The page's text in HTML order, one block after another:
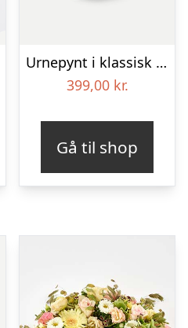
Urnepynt i klassisk stil – rød og hvid
399,00 kr.
Gå til shop